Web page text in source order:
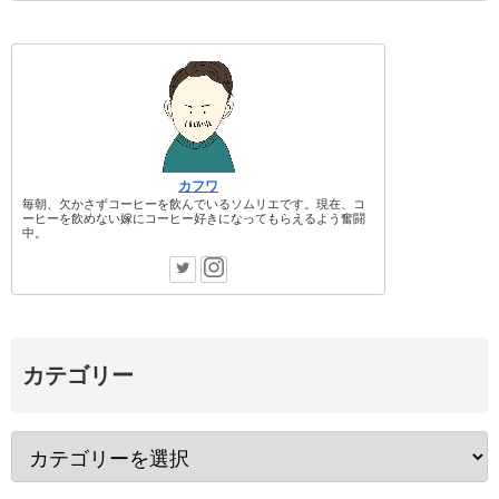
カフワ
毎朝、欠かさずコーヒーを飲んでいるソムリエです。現在、コ
ーヒーを飲めない嫁にコーヒー好きになってもらえるよう奮闘
中。
カテゴリー